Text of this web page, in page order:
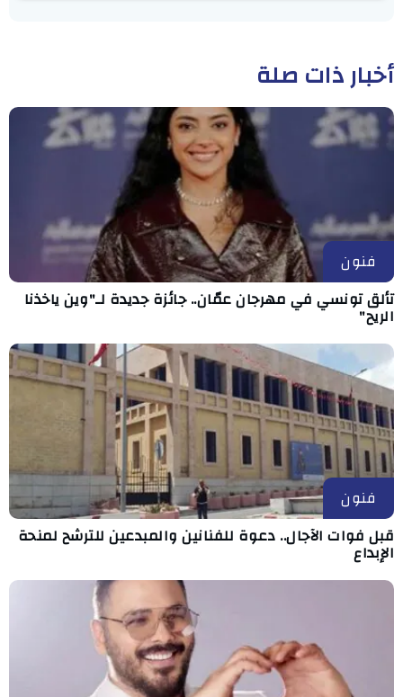
أخبار ذات صلة
فنون
تألق تونسي في مهرجان عمّان.. جائزة جديدة لـ"وين ياخذنا
الريح"
فنون
قبل فوات الآجال.. دعوة للفنانين والمبدعين للترشح لمنحة
الإبداع